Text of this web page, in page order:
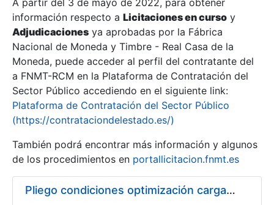
Mostra/Amaga
Mostra/Amaga
A partir del 3 de mayo de 2022, para obtener
información respecto a Licitaciones en curso y
Adjudicaciones ya aprobadas por la Fábrica
Nacional de Moneda y Timbre - Real Casa de la
Moneda, puede acceder al perfil del contratante del
a FNMT-RCM en la Plataforma de Contratación del
Sector Público accediendo en el siguiente link:
Plataforma de Contratación del Sector Público
(https://contrataciondelestado.es/)
También podrá encontrar más información y algunos
de los procedimientos en portallicitacion.fnmt.es
Pliego condiciones optimización cargas compras firmado